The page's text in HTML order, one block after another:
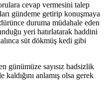
cevap vermesini talep
gündeme getirip konuşmaya
duruma müdahale eden
yeri hatırlatarak haddini
süt dökmüş kedi gibi
günümüze sayısız hadsizlik
anlamış olsa gerek